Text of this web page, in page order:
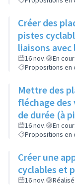
Prévert), les
Créer des
pistes
liaisons
16 nov.
En
Propositions en
Mettre des
fléchage
de durée (à
16 nov.
En
Propositions en
Créer une
cyclables et
16 nov.